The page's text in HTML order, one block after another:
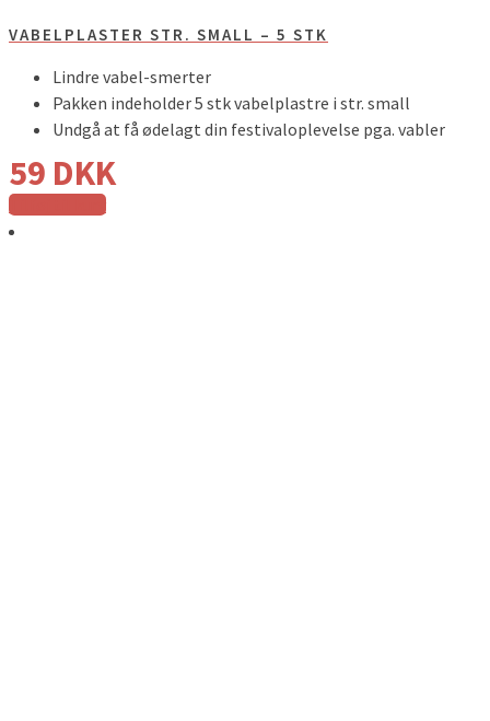
VABELPLASTER STR. SMALL – 5 STK
Lindre vabel-smerter
Pakken indeholder 5 stk vabelplastre i str. small
Undgå at få ødelagt din festivaloplevelse pga. vabler
59 DKK
Tilføj til kurv